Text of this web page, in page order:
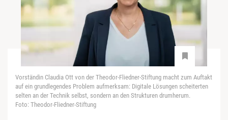
Vorständin Claudia Ott von der Theodor-Fliedner-Stiftung macht zum Auftakt
auf ein grundlegendes Problem aufmerksam: Digitale Lösungen scheiterten
selten an der Technik selbst, sondern an den Strukturen drumherum.
Foto: Theodor-Fliedner-Stiftung